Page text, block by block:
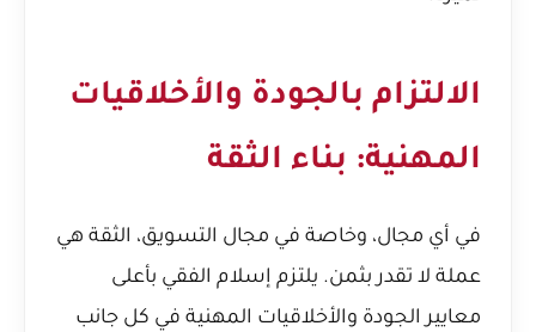
الالتزام بالجودة والأخلاقيات
المهنية: بناء الثقة
في أي مجال، وخاصة في مجال التسويق، الثقة هي
عملة لا تقدر بثمن. يلتزم إسلام الفقي بأعلى
معايير الجودة والأخلاقيات المهنية في كل جانب